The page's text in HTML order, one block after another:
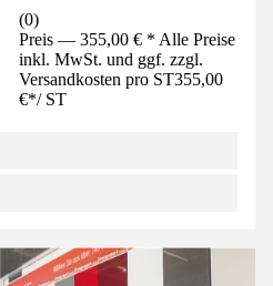
(0)
Preis — 355,00 € * Alle Preise
inkl. MwSt. und ggf. zzgl.
Versandkosten pro ST355,00
€*/ ST